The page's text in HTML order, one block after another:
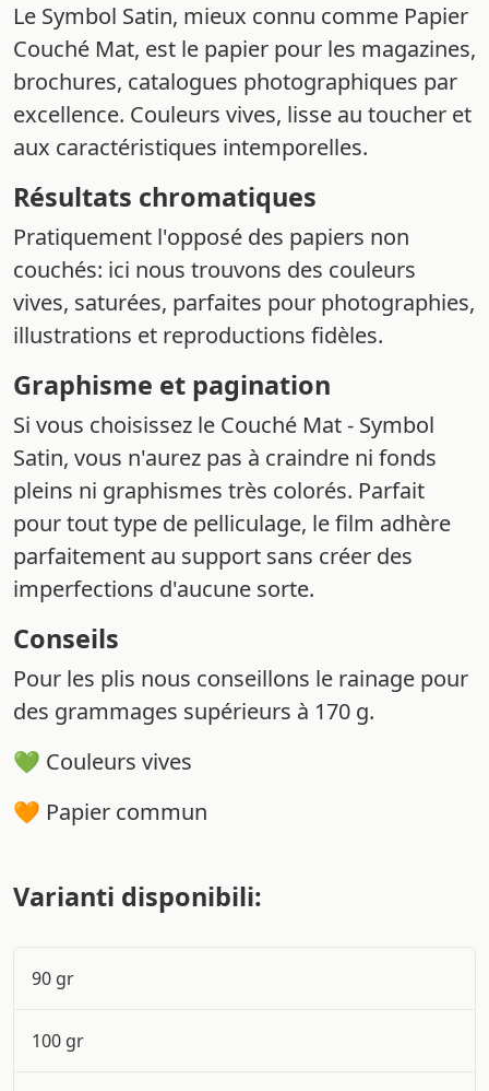
Le Symbol Satin, mieux connu comme Papier
Couché Mat, est le papier pour les magazines,
brochures, catalogues photographiques par
excellence. Couleurs vives, lisse au toucher et
aux caractéristiques intemporelles.
Résultats chromatiques
Pratiquement l'opposé des papiers non
couchés: ici nous trouvons des couleurs
vives, saturées, parfaites pour photographies,
illustrations et reproductions fidèles.
Graphisme et pagination
Si vous choisissez le Couché Mat - Symbol
Satin, vous n'aurez pas à craindre ni fonds
pleins ni graphismes très colorés. Parfait
pour tout type de pelliculage, le film adhère
parfaitement au support sans créer des
imperfections d'aucune sorte.
Conseils
Pour les plis nous conseillons le rainage pour
des grammages supérieurs à 170 g.
💚 Couleurs vives
🧡 Papier commun
Varianti disponibili:
90 gr
100 gr